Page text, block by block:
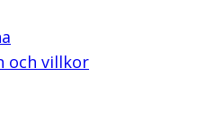
och villkor